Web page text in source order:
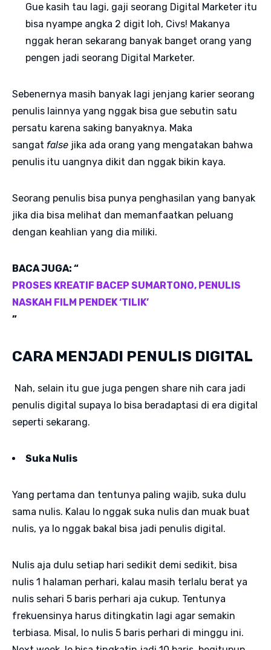
Gue kasih tau lagi, gaji seorang Digital Marketer itu
bisa nyampe angka 2 digit loh, Civs! Makanya
nggak heran sekarang banyak banget orang yang
pengen jadi seorang Digital Marketer.
Sebenernya masih banyak lagi jenjang karier seorang
penulis lainnya yang nggak bisa gue sebutin satu
persatu karena saking banyaknya. Maka
sangat false jika ada orang yang mengatakan bahwa
penulis itu uangnya dikit dan nggak bikin kaya.
Seorang penulis bisa punya penghasilan yang banyak
jika dia bisa melihat dan memanfaatkan peluang
dengan keahlian yang dia miliki.
BACA JUGA: “
PROSES KREATIF BACEP SUMARTONO, PENULIS
NASKAH FILM PENDEK ‘TILIK’
”
CARA MENJADI PENULIS DIGITAL
Nah, selain itu gue juga pengen share nih cara jadi
penulis digital supaya lo bisa beradaptasi di era digital
seperti sekarang.
Suka Nulis
Yang pertama dan tentunya paling wajib, suka dulu
sama nulis. Kalau lo nggak suka nulis dan muak buat
nulis, ya lo nggak bakal bisa jadi penulis digital.
Nulis aja dulu setiap hari sedikit demi sedikit, bisa
nulis 1 halaman perhari, kalau masih terlalu berat ya
nulis sehari 5 baris perhari aja cukup. Tentunya
frekuensinya harus ditingkatin lagi agar semakin
terbiasa. Misal, lo nulis 5 baris perhari di minggu ini.